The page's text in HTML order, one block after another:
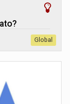
Global